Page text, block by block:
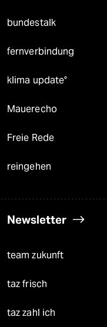
bundestalk
fernverbindung
klima update°
Mauerecho
Freie Rede
reingehen
Newsletter
team zukunft
taz frisch
taz zahl ich